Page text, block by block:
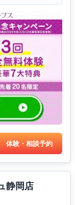
体験・相談予約
静岡店